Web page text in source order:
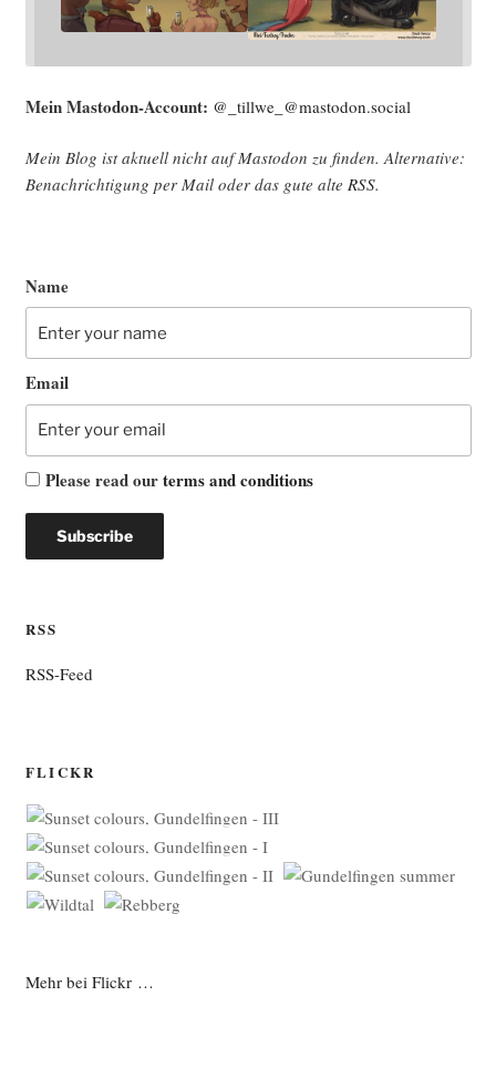
Mein Mast­o­don-Account: @_tillwe_@mastodon.social
Mein Blog ist aktu­ell nicht auf Mast­o­don zu fin­den. Alter­na­ti­ve:
Benach­rich­ti­gung per Mail oder das gute alte RSS.
Name
Email
Please read ourterms and conditions
RSS
RSS-Feed
FLICKR
Mehr bei Flickr …